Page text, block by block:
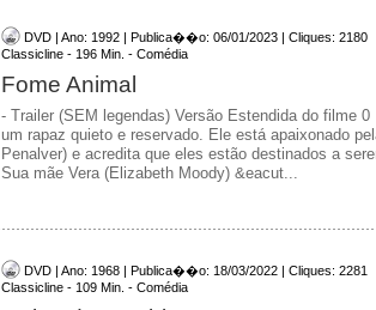
DVD | Ano: 1992 | Publica��o: 06/01/2023 | Cliques: 2180
Classicline - 196 Min. - Comédia
Fome Animal
- Trailer (SEM legendas) Versão Estendida do filme
um rapaz quieto e reservado. Ele está apaixonado
Penalver) e acredita que eles estão destinados a
Sua mãe Vera (Elizabeth Moody) &eacut...
DVD | Ano: 1968 | Publica��o: 18/03/2022 | Cliques: 2281
Classicline - 109 Min. - Comédia